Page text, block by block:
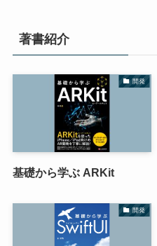
著書紹介
開発
基礎から学ぶ ARKit
開発